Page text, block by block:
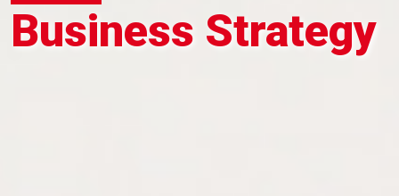
Business Strategy